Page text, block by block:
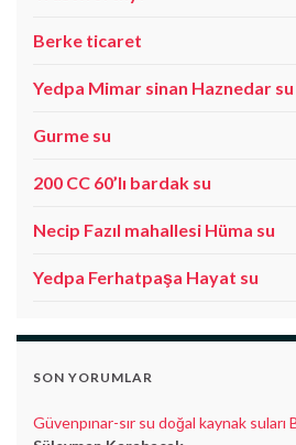
Berke ticaret
Yedpa Mimar sinan Haznedar su
Gurme su
200 CC 60’lı bardak su
Necip Fazıl mahallesi Hüma su
Yedpa Ferhatpaşa Hayat su
SON YORUMLAR
Güvenpınar-sır su doğal kaynak suları